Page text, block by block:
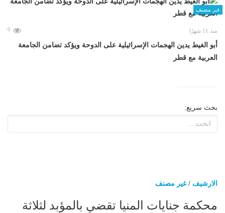
غير مصنف
منذ 11 شهرًا 0
أبو الغيط يدين الهجمات الإسرائيلية على الدوحة ويؤكد تضامن الجامعة
العربية مع قطر
بحث سريع:
الارشيف /غير مصنف
محكمة جنايات المنيا تقضي بالمؤبد لثلاثة